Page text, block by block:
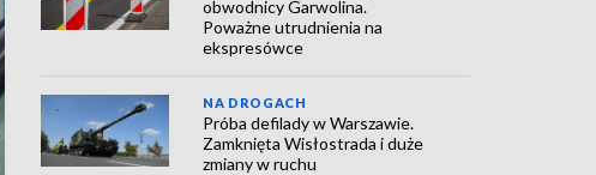
obwodnicy Garwolina.
Poważne utrudnienia na
ekspresówce
NA DROGACH
Próba defilady w Warszawie.
Zamknięta Wisłostrada i duże
zmiany w ruchu